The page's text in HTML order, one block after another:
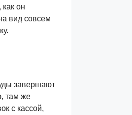
он
вид совсем
завершают
там же
с кассой,